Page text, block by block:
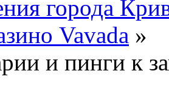
города
Vavada »
и пинги к